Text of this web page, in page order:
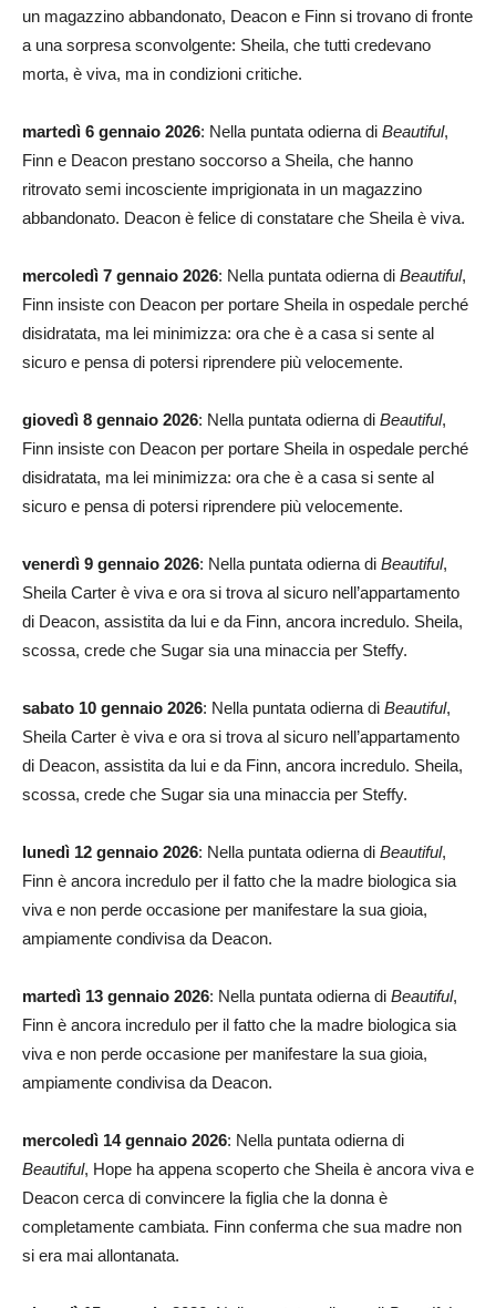
un magazzino abbandonato, Deacon e Finn si trovano di fronte
a una sorpresa sconvolgente: Sheila, che tutti credevano
morta, è viva, ma in condizioni critiche.
martedì 6 gennaio 2026: Nella puntata odierna di Beautiful,
Finn e Deacon prestano soccorso a Sheila, che hanno
ritrovato semi incosciente imprigionata in un magazzino
abbandonato. Deacon è felice di constatare che Sheila è viva.
mercoledì 7 gennaio 2026: Nella puntata odierna di Beautiful,
Finn insiste con Deacon per portare Sheila in ospedale perché
disidratata, ma lei minimizza: ora che è a casa si sente al
sicuro e pensa di potersi riprendere più velocemente.
giovedì 8 gennaio 2026: Nella puntata odierna di Beautiful,
Finn insiste con Deacon per portare Sheila in ospedale perché
disidratata, ma lei minimizza: ora che è a casa si sente al
sicuro e pensa di potersi riprendere più velocemente.
venerdì 9 gennaio 2026: Nella puntata odierna di Beautiful,
Sheila Carter è viva e ora si trova al sicuro nell’appartamento
di Deacon, assistita da lui e da Finn, ancora incredulo. Sheila,
scossa, crede che Sugar sia una minaccia per Steffy.
sabato 10 gennaio 2026: Nella puntata odierna di Beautiful,
Sheila Carter è viva e ora si trova al sicuro nell’appartamento
di Deacon, assistita da lui e da Finn, ancora incredulo. Sheila,
scossa, crede che Sugar sia una minaccia per Steffy.
lunedì 12 gennaio 2026: Nella puntata odierna di Beautiful,
Finn è ancora incredulo per il fatto che la madre biologica sia
viva e non perde occasione per manifestare la sua gioia,
ampiamente condivisa da Deacon.
martedì 13 gennaio 2026: Nella puntata odierna di Beautiful,
Finn è ancora incredulo per il fatto che la madre biologica sia
viva e non perde occasione per manifestare la sua gioia,
ampiamente condivisa da Deacon.
mercoledì 14 gennaio 2026: Nella puntata odierna di
Beautiful, Hope ha appena scoperto che Sheila è ancora viva e
Deacon cerca di convincere la figlia che la donna è
completamente cambiata. Finn conferma che sua madre non
si era mai allontanata.